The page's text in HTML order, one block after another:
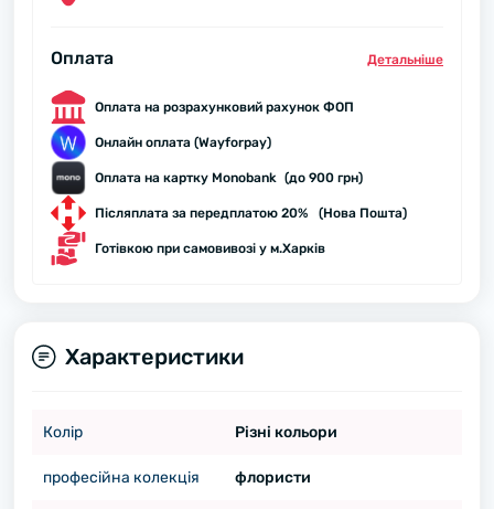
Оплата Детальнiше
Оплата на розрахунковий рахунок ФОП
Онлайн оплата (Wayforpay)
Оплата на картку Monobank (до 900 грн)
Післяплата за передплатою 20% (Нова Пошта)
Готівкою при самовивозі у м.Харків
Характеристики
Колір Різні кольори
професійна колекція флористи